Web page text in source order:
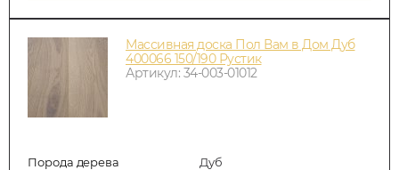
Массивная доска Пол Вам в Дом Дуб
400066 150/190 Рустик
Артикул: 34-003-01012
Порода дерева
Дуб